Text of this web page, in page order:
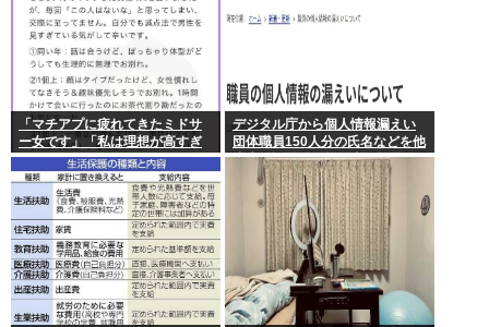
「マチアプに疲れてきたミドサ
ー女です」「私は理想が高すぎ
るのでしょうか」
デジタル庁から個人情報漏えい
団体職員150人分の氏名などを他
省庁へ誤送付、第三者に転送な